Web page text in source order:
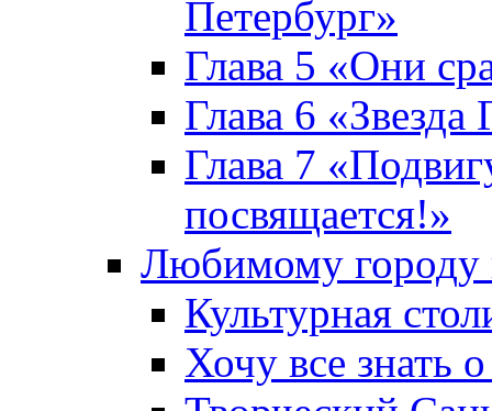
Петербург»
Глава 5 «Они
Глава 6 «Звезда
Глава 7
посвящается!»
Любимому городу
Культурная
Хочу все знать